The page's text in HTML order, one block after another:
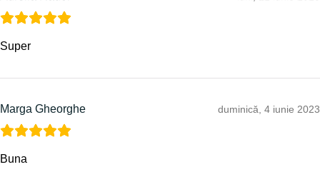
Super
Marga Gheorghe duminică, 4 iunie 2023
Buna